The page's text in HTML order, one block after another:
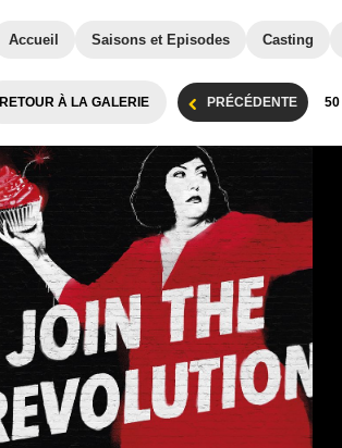
Accueil Saisons et Episodes Casting
RETOUR À LA GALERIE PRÉCÉDENTE 50